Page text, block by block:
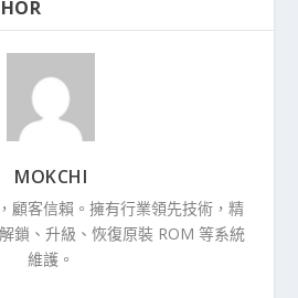
MOKCHI
顧客信賴。擁有行業領先技術，精
鎖、升級、恢復原裝 ROM 等系統
維護。